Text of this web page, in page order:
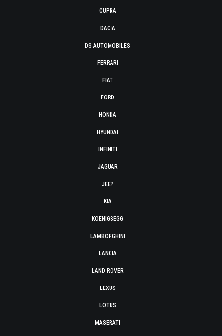
CUPRA
DACIA
DS AUTOMOBILES
FERRARI
FIAT
FORD
HONDA
HYUNDAI
INFINITI
JAGUAR
JEEP
KIA
KOENIGSEGG
LAMBORGHINI
LANCIA
LAND ROVER
LEXUS
LOTUS
MASERATI